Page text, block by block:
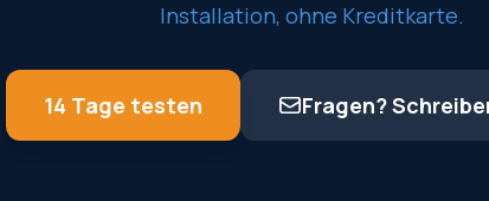
Installation, ohne Kreditkarte.
14 Tage testen Fragen?